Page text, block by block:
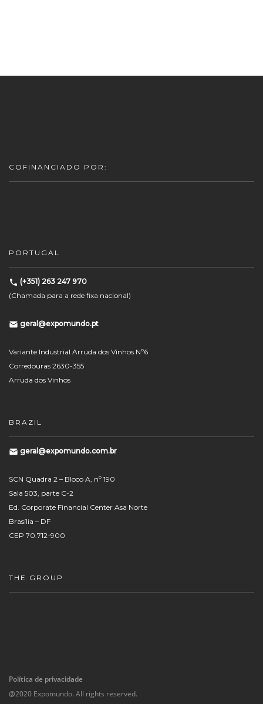
COFINANCIADO POR:
PORTUGAL
(+351) 263 247 970
(Chamada para a rede fixa nacional)
geral@expomundo.pt
Variante Industrial Arruda dos Vinhos Nº6
Corredouras 2630-355
Arruda dos Vinhos
BRAZIL
geral@expomundo.com.br
SCN Quadra 2 – Bloco A, nº 190
Sala 503, parte C-2
Ed. Corporate Financial Center Asa Norte
Brasília – DF
CEP 70.712-900
THE GROUP
Política de privacidade
@2020 Expomundo. All rights reserved.